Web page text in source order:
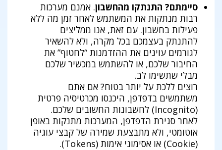
סיימתם? התנתקו מהחשבון. אמנם מערכות
רבות מנתקות את המשתמש לאחר זמן מה ללא
פעילות בחשבון. עם זאת, אנו ממליצים
להתנתק בעצמכם בכל מקרה, ולא להשאיר
לגורמים עוינים את ההזדמנות “לחטוף” את
החיבור שלכם, או להשתמש במכשיר שלכם
מבלי שתשימו לב.
רוצים ללכת על יותר בטוח? אם אתם
משתמשים בדפדפן, היכנסו מכרטיסיה פרטית
(Incognito) לחשבונות החשובים שלכם.
לאחר סגירת הדפדפן, המערכות מתנקות באופן
אוטומטי, ולא מתבצעת שמירה של קבצי עוגיה
(Cookie) או אסימוני אימות (Tokens).